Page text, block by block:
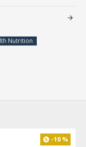
Nutrition
-10 %